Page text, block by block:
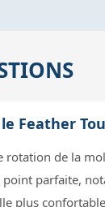
Feather
de la
parfaite,
plus